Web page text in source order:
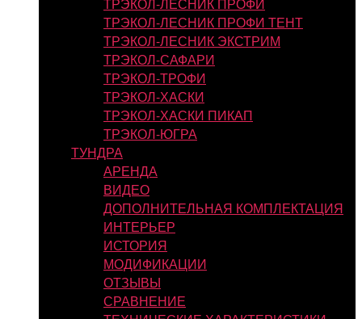
ТРЭКОЛ-ЛЕСНИК ПРОФИ ТЕНТ
ТРЭКОЛ-ЛЕСНИК ЭКСТРИМ
ТРЭКОЛ-САФАРИ
ТРЭКОЛ-ТРОФИ
ТРЭКОЛ-ХАСКИ
ТРЭКОЛ-ХАСКИ ПИКАП
ТРЭКОЛ-ЮГРА
ТУНДРА
АРЕНДА
ВИДЕО
ДОПОЛНИТЕЛЬНАЯ КОМПЛЕКТАЦИЯ
ИНТЕРЬЕР
ИСТОРИЯ
МОДИФИКАЦИИ
ОТЗЫВЫ
СРАВНЕНИЕ